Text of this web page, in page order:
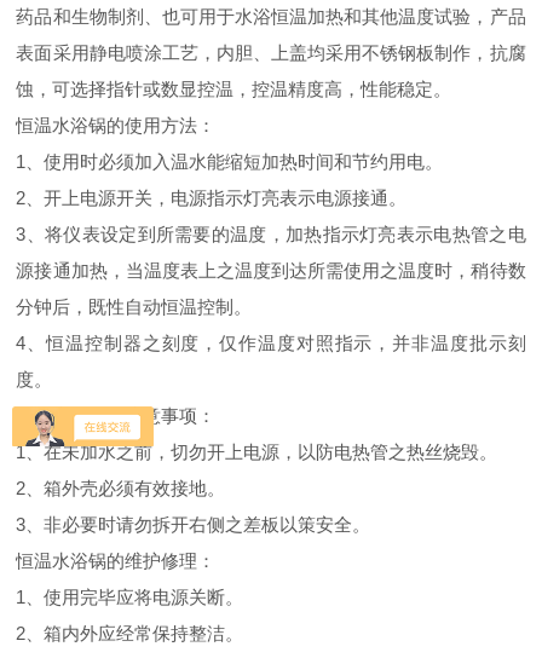
药品和生物制剂、也可用于水浴恒温加热和其他温度试验，产品
表面采用静电喷涂工艺，内胆、上盖均采用不锈钢板制作，抗腐
蚀，可选择指针或数显控温，控温精度高，性能稳定。
恒温水浴锅的使用方法：
1、使用时必须加入温水能缩短加热时间和节约用电。
2、开上电源开关，电源指示灯亮表示电源接通。
3、将仪表设定到所需要的温度，加热指示灯亮表示电热管之电
源接通加热，当温度表上之温度到达所需使用之温度时，稍待数
分钟后，既性自动恒温控制。
4、恒温控制器之刻度，仅作温度对照指示，并非温度批示刻
度。
恒温水浴锅的注意事项：
1、在未加水之前，切勿开上电源，以防电热管之热丝烧毁。
2、箱外壳必须有效接地。
3、非必要时请勿拆开右侧之差板以策安全。
恒温水浴锅的维护修理：
1、使用完毕应将电源关断。
2、箱内外应经常保持整洁。